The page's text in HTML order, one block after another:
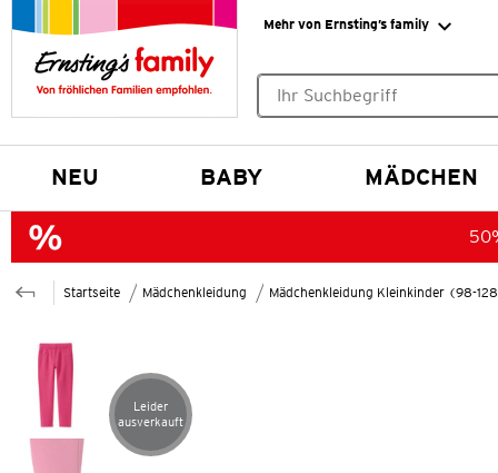
Mehr von Ernsting’s family
NEU BABY MÄDCHEN
Startseite Mädchenkleidung Mädchenkleidung Kleinkinder (98-
Artikel leider ausverkauft
Leider
ausverkauft